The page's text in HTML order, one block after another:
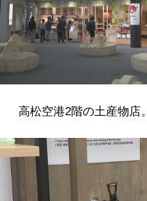
高松空港2階の土産物店。